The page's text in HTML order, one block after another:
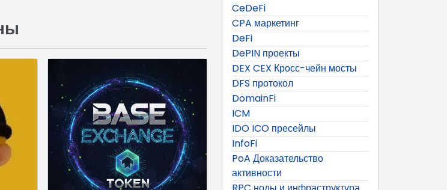
CeDeFi
CPA маркетинг
DeFi
DePIN проекты
DEX CEX Кросс-чейн мосты
DFS протокол
DomainFi
ICM
IDO ICO пресейлы
InfoFi
PoA Доказательство
активности